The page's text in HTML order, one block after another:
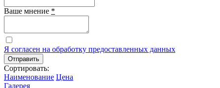
Ваше мнение *
Я согласен на обработку предоставленных данных
Отправить
Сортировать:
Наименование Цена
Галерея